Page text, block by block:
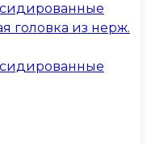
головка из нерж.